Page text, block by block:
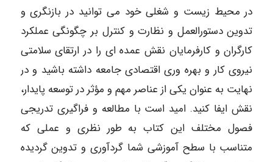
در محیط زیست و شغلی خود می توانید در بازنگری و
تدوین دستورالعمل و نظارت و کنترل بر چگونگی عملکرد
کارگران و کارفرمایان نقش عمده ای را در ارتقای سلامتی
نیروی کار و بهره وری اقتصادی جامعه داشته باشید و در
نهایت به عنوان یکی از عناصر مهم و مؤثر در توسعه پایدار،
نقش ایفا کنید. امید است با مطالعه و فراگیری تدریجی
فصول مختلف این کتاب به طور نظری و عملی که
متناسب با سطح آموزشی شما گردآوری و تدوین گردیده